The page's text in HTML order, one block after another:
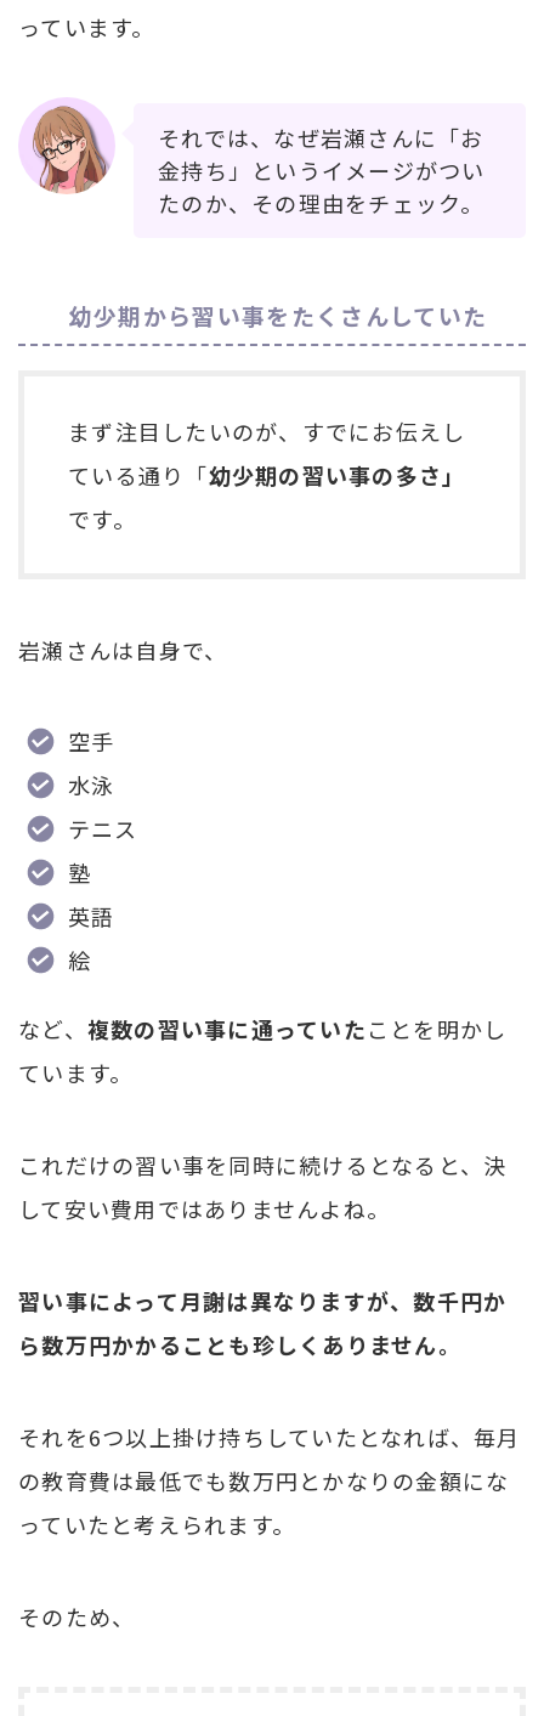
っています。
それでは、なぜ岩瀬さんに「お
金持ち」というイメージがつい
たのか、その理由をチェック。
幼少期から習い事をたくさんしていた
まず注目したいのが、すでにお伝えし
ている通り「幼少期の習い事の多さ」
です。
岩瀬さんは自身で、
空手
水泳
テニス
塾
英語
絵
など、 複数の習い事に通っていたことを明かし
ています。
これだけの習い事を同時に続けるとなると、決
して安い費用ではありませんよね。
習い事によって月謝は異なりますが、数千円か
ら数万円かかることも珍しくありません。
それを6つ以上掛け持ちしていたとなれば、毎月
の教育費は最低でも数万円とかなりの金額にな
っていたと考えられます。
そのため、